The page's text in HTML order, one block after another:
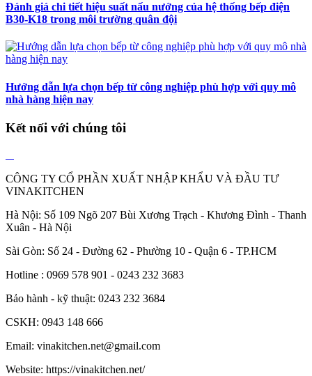
Đánh giá chi tiết hiệu suất nấu nướng của hệ thống bếp điện
B30-K18 trong môi trường quân đội
Hướng dẫn lựa chọn bếp từ công nghiệp phù hợp với quy mô
nhà hàng hiện nay
Kết nối với chúng tôi
CÔNG TY CỔ PHẦN XUẤT NHẬP KHẨU VÀ ĐẦU TƯ
VINAKITCHEN
Hà Nội: Số 109 Ngõ 207 Bùi Xương Trạch - Khương Đình - Thanh
Xuân - Hà Nội
Sài Gòn: Số 24 - Đường 62 - Phường 10 - Quận 6 - TP.HCM
Hotline : 0969 578 901 - 0243 232 3683
Bảo hành - kỹ thuật: 0243 232 3684
CSKH: 0943 148 666
Email: vinakitchen.net@gmail.com
Website: https://vinakitchen.net/